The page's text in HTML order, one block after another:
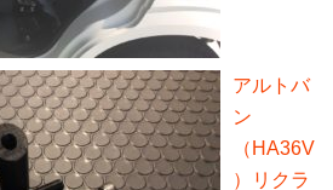
アルトバ
ン
（HA36V
）リクラ